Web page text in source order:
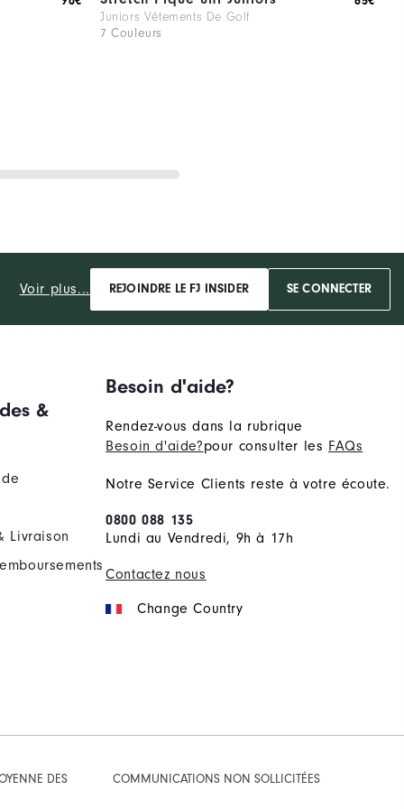
Juniors Vêtements De Golf
7 Couleurs
Voir plus... REJOINDRE LE FJ INSIDER SE CONNECTER
&
Livraison
Besoin d'aide?
Rendez-vous dans la rubrique
Besoin d'aide?pour consulter les FAQs
Notre Service Clients reste à votre écoute.
0800 088 135
Lundi au Vendredi, 9h à 17h
Contactez nous
Change Country
DES
COMMUNICATIONS NON SOLLICITÉES